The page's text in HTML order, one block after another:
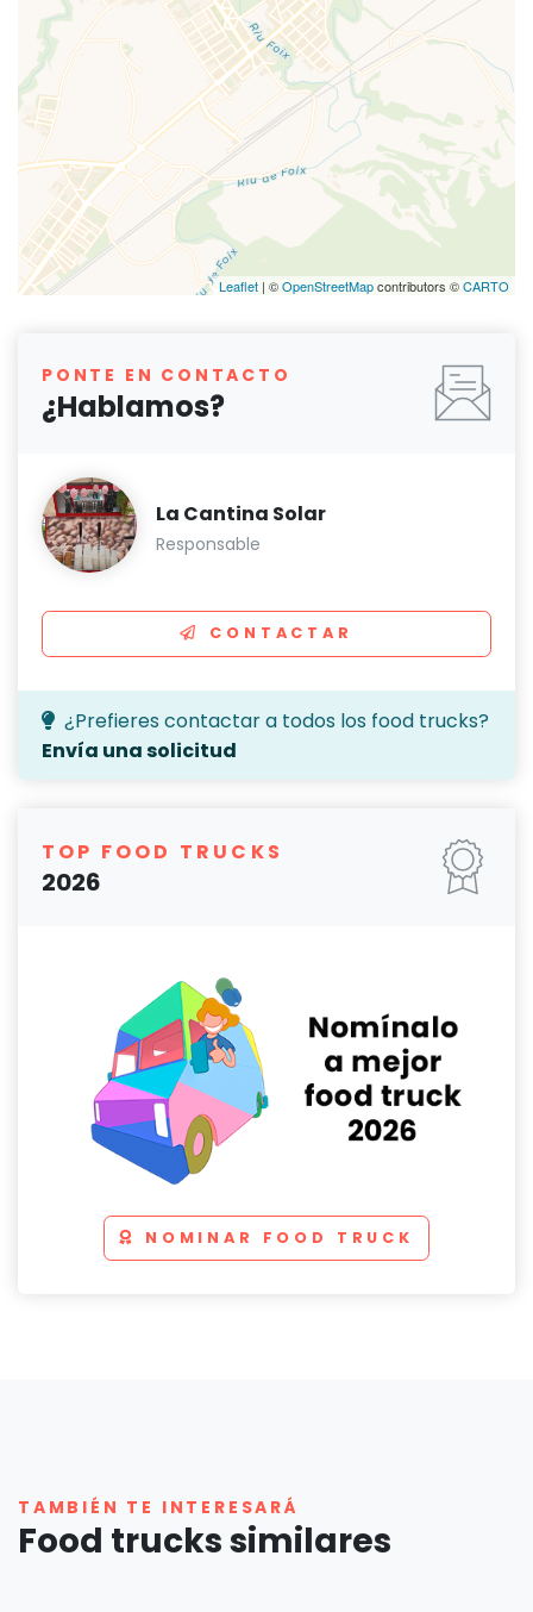
Leaflet | ©OpenStreetMapcontributors ©CARTO
PONTE EN CONTACTO
¿Hablamos?
La Cantina Solar
Responsable
CONTACTAR
¿Prefieres contactar a todos los food trucks?
Envía una solicitud
TOP FOOD TRUCKS
2026
NOMINAR FOOD TRUCK
TAMBIÉN TE INTERESARÁ
Food trucks similares